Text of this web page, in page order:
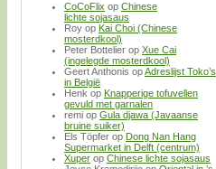
CoCoFlix op Chinese
lichte sojasaus
Roy op Kai Choi (Chinese
mosterdkool)
Peter Bottelier op Xue Cai
(ingelegde mosterdkool)
Geert Anthonis opAdreslijst Toko’s
in België
Henk op Knapperige tofuvellen
gevuld met garnalen
remi op Gula djawa (Javaanse
bruine suiker)
Els Töpfer op Dong Nan Hang
Supermarket in Delft (centrum)
Xuper op Chinese lichte sojasaus